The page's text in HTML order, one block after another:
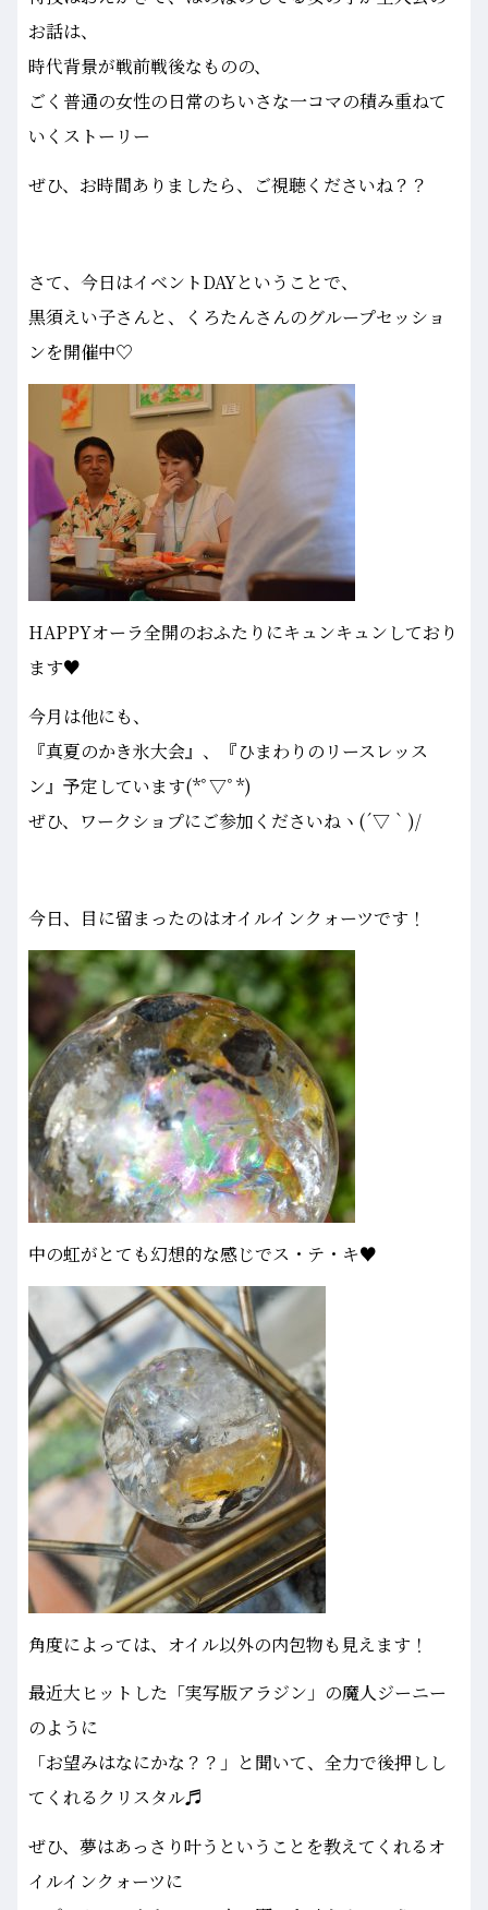
お話は、
時代背景が戦前戦後なものの、
ごく普通の女性の日常のちいさな一コマの積み重ねて
いくストーリー
ぜひ、お時間ありましたら、ご視聴くださいね？？
さて、今日はイベントDAYということで、
黒須えい子さんと、くろたんさんのグループセッショ
ンを開催中♡
HAPPYオーラ全開のおふたりにキュンキュンしており
ます♥
今月は他にも、
『真夏のかき氷大会』、『ひまわりのリースレッス
ン』予定しています(*ﾟ▽ﾟ*)
ぜひ、ワークショプにご参加くださいねヽ(´▽｀)/
今日、目に留まったのはオイルインクォーツです！
中の虹がとても幻想的な感じでス・テ・キ♥
角度によっては、オイル以外の内包物も見えます！
最近大ヒットした「実写版アラジン」の魔人ジーニー
のように
「お望みはなにかな？？」と聞いて、全力で後押しし
てくれるクリスタル♬
ぜひ、夢はあっさり叶うということを教えてくれるオ
イルインクォーツに